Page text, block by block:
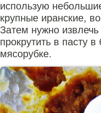
использую
крупные иранские,
Затем нужно
прокрутить в пасту
мясорубке.